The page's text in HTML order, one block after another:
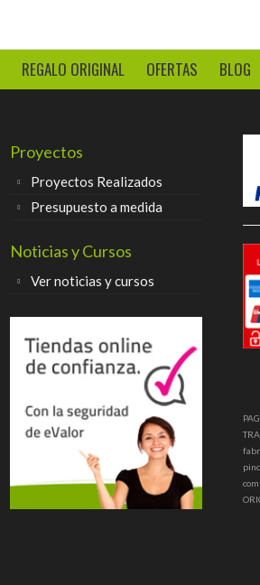
REGALO ORIGINAL OFERTAS BLOG
Proyectos
Proyectos Realizados
Presupuesto a medida
Noticias y Cursos
Ver noticias y cursos